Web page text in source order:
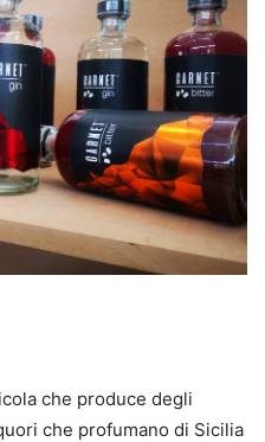
che produce degli
che profumano di Sicilia